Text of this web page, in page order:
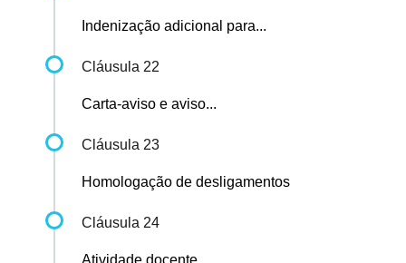
Indenização adicional para...
Cláusula 22
Carta-aviso e aviso...
Cláusula 23
Homologação de desligamentos
Cláusula 24